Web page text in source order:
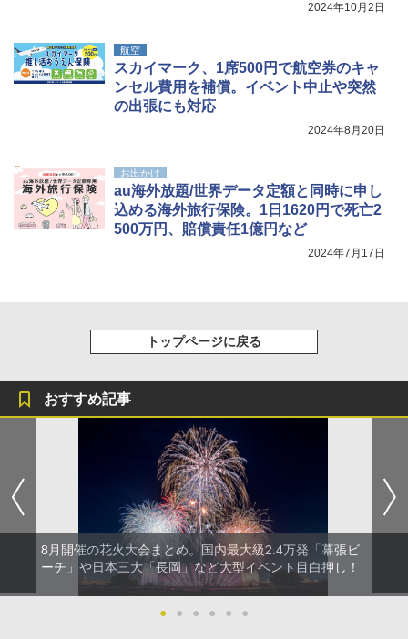
2024年10月2日
航空
スカイマーク、1席500円で航空券のキャ
ンセル費用を補償。イベント中止や突然
の出張にも対応
2024年8月20日
お出かけ
au海外放題/世界データ定額と同時に申し
込める海外旅行保険。1日1620円で死亡2
500万円、賠償責任1億円など
2024年7月17日
トップページに戻る
おすすめ記事
8月開催の花火大会まとめ。国内最大級2.4万発「幕張ビ
ーチ」や日本三大「長岡」など大型イベント目白押し！
● ● ● ● ● ●